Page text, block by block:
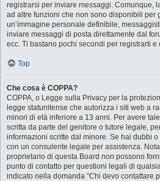
registrarsi per inviare messaggi. Comunque,
ad altre funzioni che non sono disponibili per
un’immagine personale definibile,
inviare messaggi di posta direttamente dal
ecc. Ti bastano pochi secondi per registrarti
Top
Che cosa è COPPA?
COPPA, o Legge sulla Privacy per la
legge statunitense che autorizza i siti web a
minori di età inferiore a 13 anni. Per avere
scritta da parte del genitore o tutore legale,
informazioni scritte dal minore. Se hai dubbi
con un consulente legale per assistenza.
proprietario di questa Board non possono
punto di contatto per questioni legali di
indicato nella domanda “Chi devo contattare